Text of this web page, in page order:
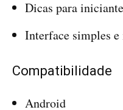
Dicas para
Interface simples
Compatibilidade
Android